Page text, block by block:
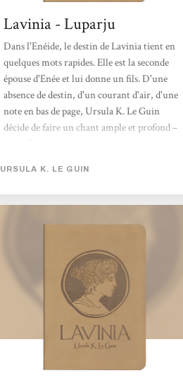
Lavinia - Luparju
Dans l'Enéide, le destin de Lavinia tient en
quelques mots rapides. Elle est la seconde
épouse d'Enée et lui donne un fils. D'une
absence de destin, d'un courant d'air, d'une
note en bas de page, Ursula K. Le Guin
décide de faire un chant ample et profond –
rencontrant Lavinia c'est tout une époque et
une région que l'on découvre, ses usages, ses
croyances, ses guerres, son régime politique
et religieux.Une fois de plus j'ai adoré lire la
Guin !Elle m'a totalement immergée dans
URSULA K. LE GUIN